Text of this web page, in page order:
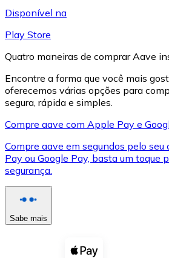
XRP
XRP
Ver tudo
Cupons cripto
Disponível na
Play Store
Quatro maneiras de comprar Aave
Encontre a forma que você mais
oferecemos várias opções para
segura, rápida e simples.
Compre aave com Apple Pay e
Compre aave em segundos pelo seu
Pay ou Google Pay, basta um toque
segurança.
Sabe mais